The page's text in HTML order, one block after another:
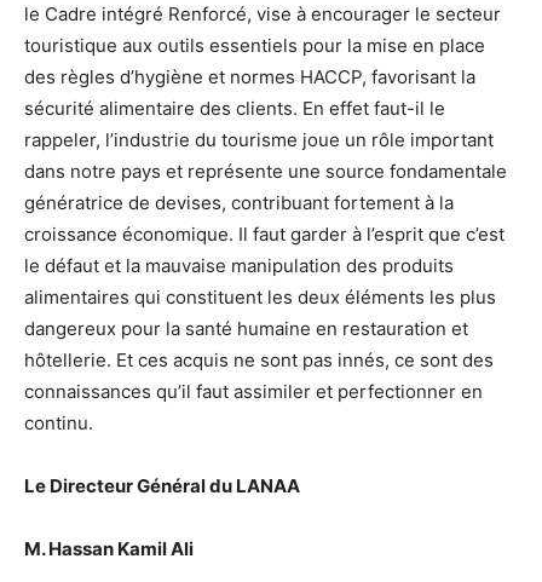
le Cadre intégré Renforcé, vise à encourager le secteur
touristique aux outils essentiels pour la mise en place
des règles d’hygiène et normes HACCP, favorisant la
sécurité alimentaire des clients. En effet faut-il le
rappeler, l’industrie du tourisme joue un rôle important
dans notre pays et représente une source fondamentale
génératrice de devises, contribuant fortement à la
croissance économique. Il faut garder à l’esprit que c’est
le défaut et la mauvaise manipulation des produits
alimentaires qui constituent les deux éléments les plus
dangereux pour la santé humaine en restauration et
hôtellerie. Et ces acquis ne sont pas innés, ce sont des
connaissances qu’il faut assimiler et perfectionner en
continu.
Le Directeur Général du LANAA
M. Hassan Kamil Ali